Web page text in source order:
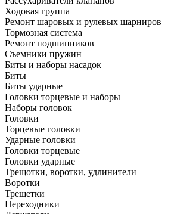
Ходовая группа
Ремонт шаровых и рулевых шарниров
Тормозная система
Ремонт подшипников
Съемники пружин
Биты и наборы насадок
Биты
Биты ударные
Головки торцевые и наборы
Наборы головок
Головки
Торцевые головки
Ударные головки
Головки торцевые
Головки ударные
Трещотки, воротки, удлинители
Воротки
Трещетки
Переходники